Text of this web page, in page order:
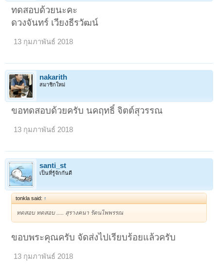
ทดสอบด้วยนะคะ
ดวงจันทร์ เวียงธีรวัฒน์
13 กุมภาพันธ์ 2018
nakarith
สมาชิกใหม่
ขอทดสอบด้วยครับ นคฤทธิ์ จิตต์สุวรรณ
13 กุมภาพันธ์ 2018
santi_st
เป็นที่รู้จักกันดี
tonkla said: ↑
ทดสอบ ทดสอบ ..... สุรางคนา รัตนไพพรรณ
ขอบพระคุณครับ จัดส่งไปเรียบร้อยแล้วครับ
13 กุมภาพันธ์ 2018